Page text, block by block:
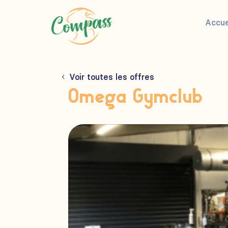
Voir toutes les offres
Omega Gymclub